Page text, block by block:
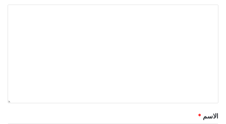
الاسم *